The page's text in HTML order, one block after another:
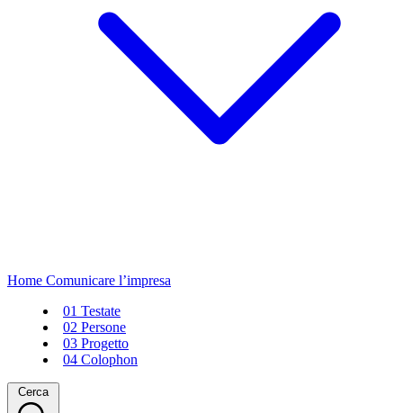
Home Comunicare l’impresa
01 Testate
02 Persone
03 Progetto
04 Colophon
Cerca